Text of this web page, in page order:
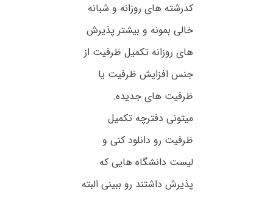
کدرشته های روزانه و شبانه
خالی بمونه و بیشتر پذیرش
های روزانه تکمیل ظرفیت از
جنس افزایش ظرفیت یا
ظرفیت های جدیده.
میتونی دفترچه تکمیل
ظرفیت رو دانلود کنی و
لیست دانشگاه هایی که
پذیرش داشتند رو ببینی البته